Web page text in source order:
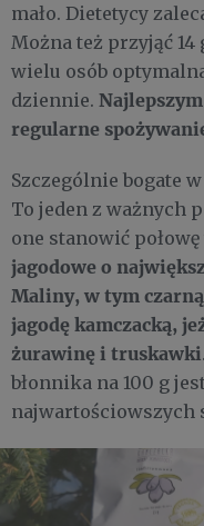
mało. Dietetycy
Można też przyjąć 14
wielu osób
dziennie.
regularne
Szczególnie bogate
To jeden z ważnych
one stanowić połowę
jagodowe o
Maliny, w tym
jagodę kamczacką,
żurawinę i truskawki
błonnika na 100 g
najwartościowszych